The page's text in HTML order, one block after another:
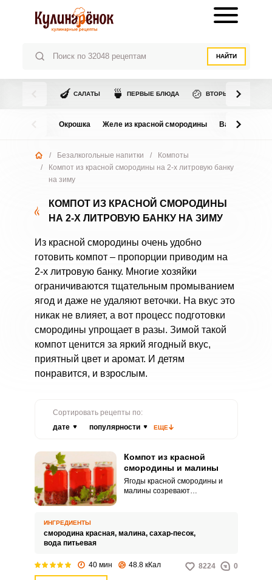
НАЙТИ
🍆 САЛАТЫ 🍵 ПЕРВЫЕ БЛЮДА 🍲 ВТОРЫЕ БЛЮДА
Окрошка Желе из красной смородины Варенье из
/ Безалкогольные напитки /
Компоты
/
Компот из красной смородины на 2-х литровую банку
на зиму
КОМПОТ ИЗ КРАСНОЙ СМОРОДИНЫ
НА 2-Х ЛИТРОВУЮ БАНКУ НА ЗИМУ
Из красной смородины очень удобно
готовить компот – пропорции приводим на
2-х литровую банку. Многие хозяйки
ограничиваются тщательным промыванием
ягод и даже не удаляют веточки. На вкус это
никак не влияет, а вот процесс подготовки
смородины упрощает в разы. Зимой такой
компот ценится за яркий ягодный вкус,
приятный цвет и аромат. И детям
понравится, и взрослым.
Сортировать рецепты по:
дате
популярности ЕЩЕ
Компот из красной
смородины и малины
Ягоды красной смородины и
малины созревают
качествами и красивым цветом.
ИНГРЕДИЕНТЫ
смородина красная, малина, сахар-песок,
вода питьевая
40 мин 48.8 кКал 8224 0